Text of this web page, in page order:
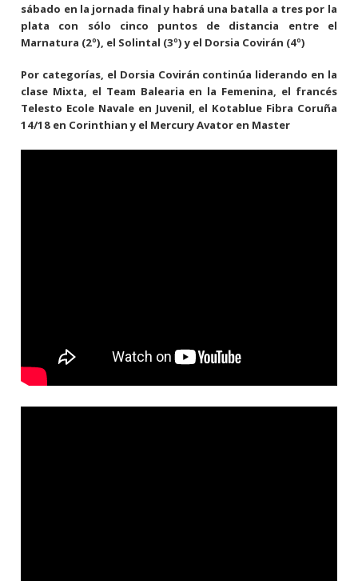
sábado en la jornada final y habrá una batalla a tres por la
plata con sólo cinco puntos de distancia entre el
Marnatura (2º), el Solintal (3º) y el Dorsia Covirán (4º)
Por categorías, el Dorsia Covirán continúa liderando en la
clase Mixta, el Team Balearia en la Femenina, el francés
Telesto Ecole Navale en Juvenil, el Kotablue Fibra Coruña
14/18 en Corinthian y el Mercury Avator en Master